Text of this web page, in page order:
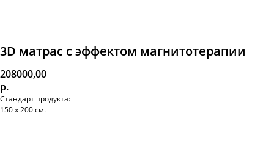
3D матрас с эффектом магнитотерапии
208000,00
р.
Стандарт продукта:
150 х 200 см.